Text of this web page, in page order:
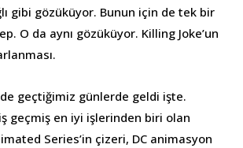
gibi gözüküyor. Bunun için de tek bir
O da aynı gözüküyor. Killing Joke’un
geçtiğimiz günlerde geldi işte.
geçmiş en iyi işlerinden biri olan
Series’in çizeri, DC animasyon